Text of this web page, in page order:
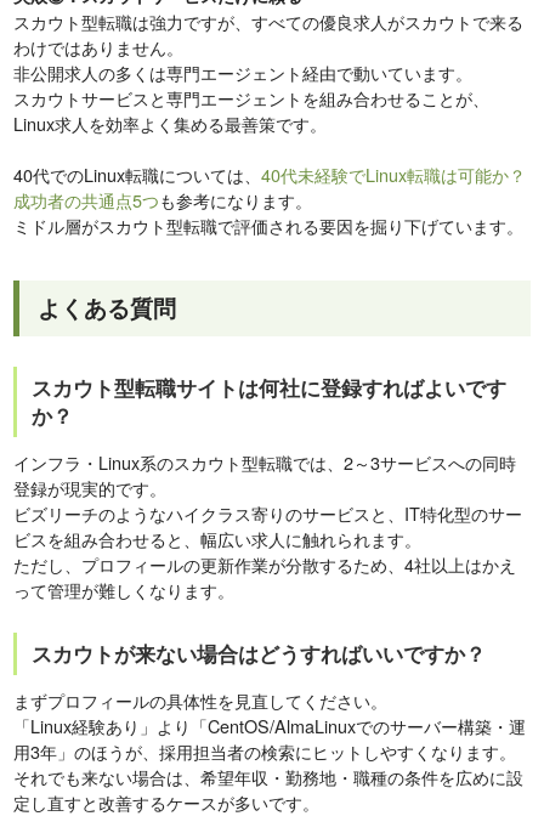
スカウト型転職は強力ですが、すべての優良求人がスカウトで来る
わけではありません。
非公開求人の多くは専門エージェント経由で動いています。
スカウトサービスと専門エージェントを組み合わせることが、
Linux求人を効率よく集める最善策です。
40代でのLinux転職については、40代未経験でLinux転職は可能か？
成功者の共通点5つも参考になります。
ミドル層がスカウト型転職で評価される要因を掘り下げています。
よくある質問
スカウト型転職サイトは何社に登録すればよいです
か？
インフラ・Linux系のスカウト型転職では、2～3サービスへの同時
登録が現実的です。
ビズリーチのようなハイクラス寄りのサービスと、IT特化型のサー
ビスを組み合わせると、幅広い求人に触れられます。
ただし、プロフィールの更新作業が分散するため、4社以上はかえ
って管理が難しくなります。
スカウトが来ない場合はどうすればいいですか？
まずプロフィールの具体性を見直してください。
「Linux経験あり」より「CentOS/AlmaLinuxでのサーバー構築・運
用3年」のほうが、採用担当者の検索にヒットしやすくなります。
それでも来ない場合は、希望年収・勤務地・職種の条件を広めに設
定し直すと改善するケースが多いです。